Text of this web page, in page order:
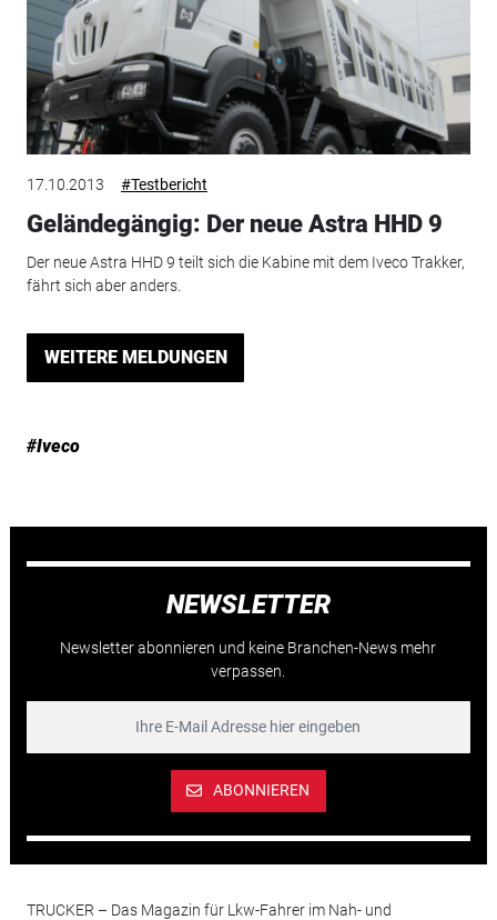
17.10.2013 #Testbericht
Geländegängig: Der neue Astra HHD 9
Der neue Astra HHD 9 teilt sich die Kabine mit dem Iveco Trakker,
fährt sich aber anders.
WEITERE MELDUNGEN
#Iveco
NEWSLETTER
Newsletter abonnieren und keine Branchen-News mehr
verpassen.
ABONNIEREN
TRUCKER – Das Magazin für Lkw-Fahrer im Nah- und